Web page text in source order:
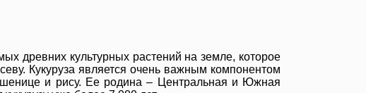
древних культурных растений на земле, которое
Кукуруза является очень важным компонентом
и рису. Ее родина – Центральная и Южная